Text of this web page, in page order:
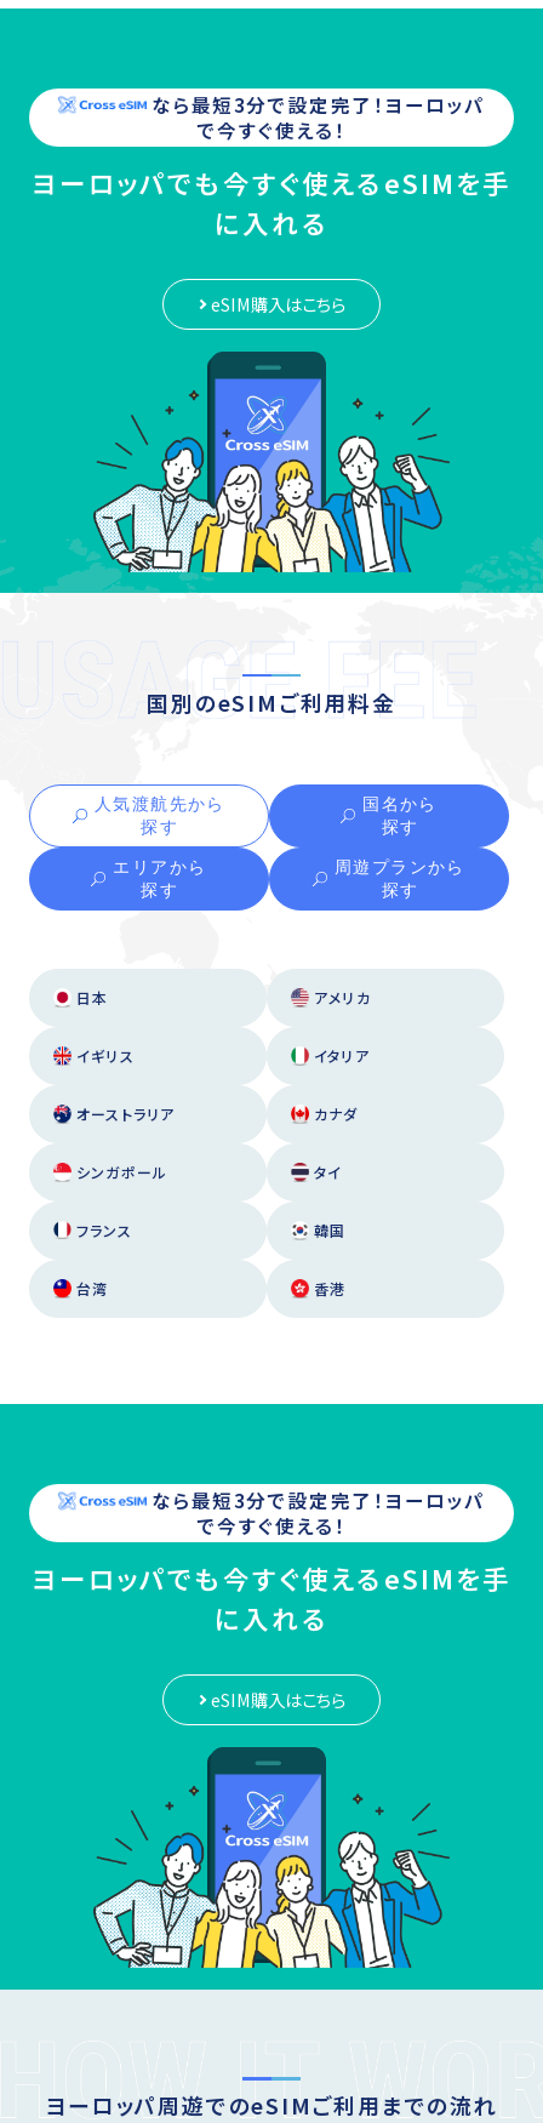
なら最短3分で設定完了！ ヨーロッパ
で今すぐ使える！
ヨーロッパでも今すぐ使えるeSIMを手
に入れる
eSIM購入はこちら
国別のeSIMご利用料金
人気渡航先から
探す
国名から
探す
エリアから
探す
周遊プランから
探す
日本 アメリカ
イギリス イタリア
オーストラリア カナダ
シンガポール タイ
フランス 韓国
台湾 香港
なら最短3分で設定完了！ ヨーロッパ
で今すぐ使える！
ヨーロッパでも今すぐ使えるeSIMを手
に入れる
eSIM購入はこちら
ヨーロッパ周遊でのeSIMご利用までの流れ